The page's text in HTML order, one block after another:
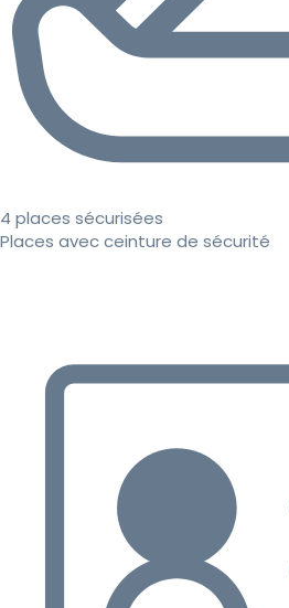
4 places sécurisées
Places avec ceinture de sécurité